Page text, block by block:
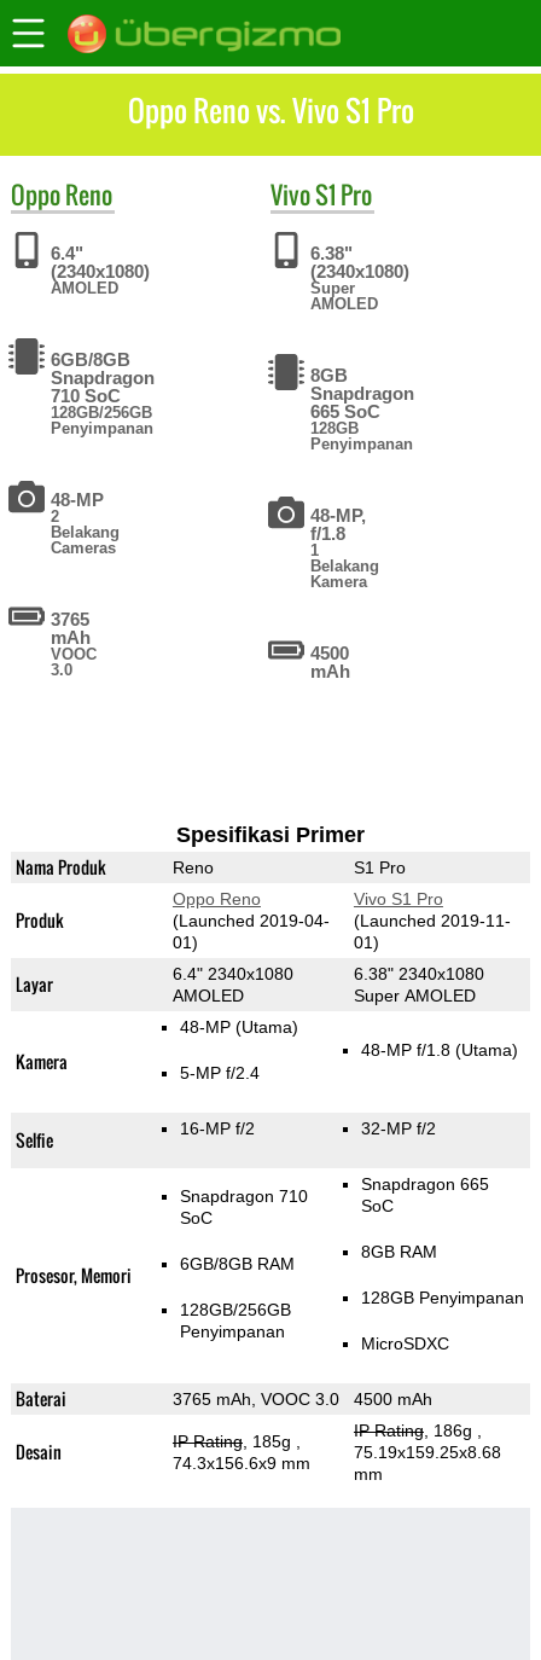
Oppo Reno vs. Vivo S1 Pro
OppoReno
6.4"
(2340x1080)
AMOLED
6GB/8GB
Snapdragon
710 SoC
128GB/256GB
Penyimpanan
48-MP
2
Belakang
Cameras
3765
mAh
VOOC
3.0
VivoS1 Pro
6.38"
(2340x1080)
Super
AMOLED
8GB
Snapdragon
665 SoC
128GB
Penyimpanan
48-MP,
f/1.8
1
Belakang
Kamera
4500
mAh
Spesifikasi Primer
Nama Produk Reno S1 Pro
Produk
Oppo Reno
(Launched 2019-04-
01)
Vivo S1 Pro
(Launched 2019-11-
01)
Layar
6.4" 2340x1080
AMOLED
6.38" 2340x1080
Super AMOLED
Kamera
48-MP (Utama)
5-MP f/2.4
48-MP f/1.8 (Utama)
Selfie 16-MP f/2 32-MP f/2
Prosesor, Memori
Snapdragon 710
SoC
6GB/8GB RAM
128GB/256GB
Penyimpanan
Snapdragon 665
SoC
8GB RAM
128GB Penyimpanan
MicroSDXC
Baterai 3765 mAh, VOOC 3.0 4500 mAh
Desain IP Rating, 185g
74.3x156.6x9 mm
IP Rating, 186g
75.19x159.25x8.68
mm